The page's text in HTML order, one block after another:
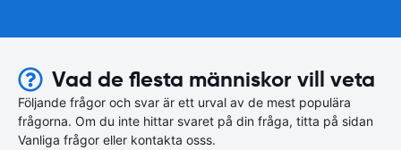
Vad de flesta människor vill veta
Följande frågor och svar är ett urval av de mest populära
frågorna. Om du inte hittar svaret på din fråga, titta på sidan
Vanliga frågor eller kontakta osss.